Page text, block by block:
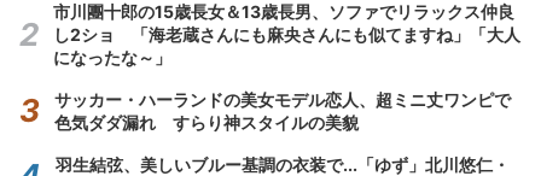
市川團十郎の15歳長女＆13歳長男、ソファでリラックス仲良
し2ショ 「海老蔵さんにも麻央さんにも似てますね」「大人
になったな～」
サッカー・ハーランドの美女モデル恋人、超ミニ丈ワンピで
色気ダダ漏れ すらり神スタイルの美貌
羽生結弦、美しいブルー基調の衣装で...「ゆず」北川悠仁・